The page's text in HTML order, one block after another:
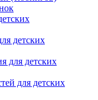
детских
для детских
для детских